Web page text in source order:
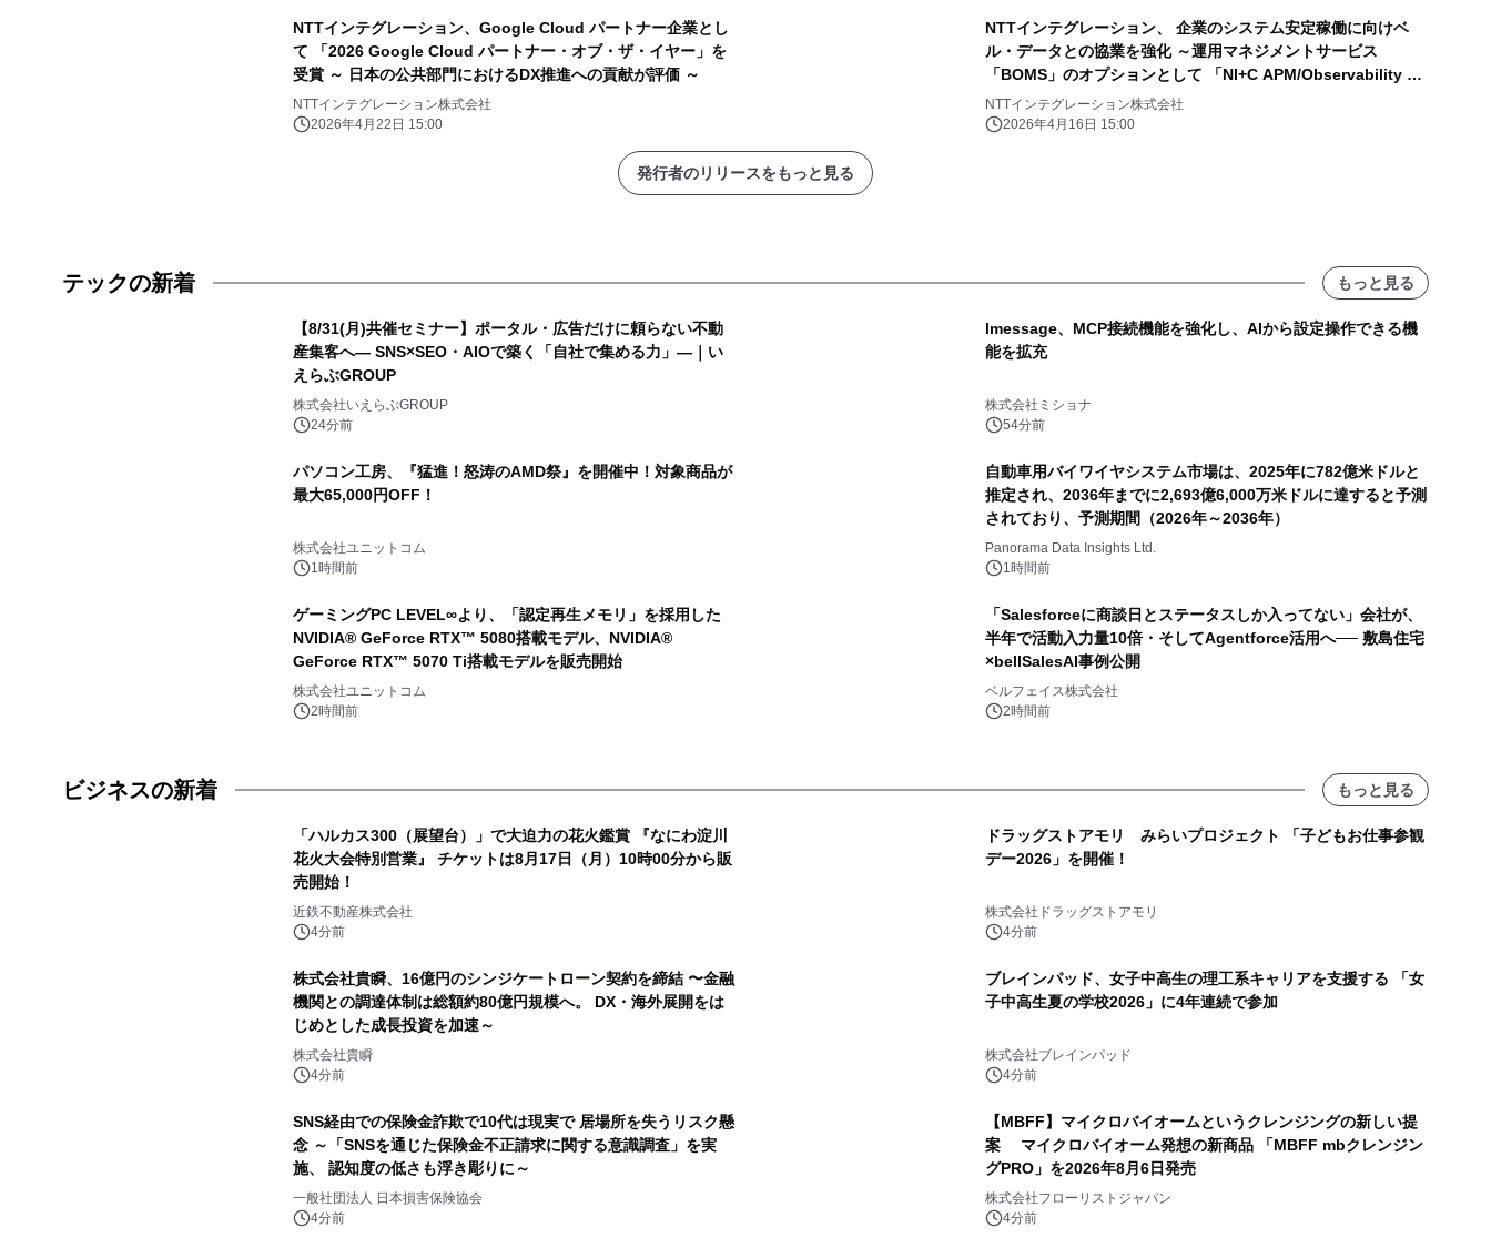
NTTインテグレーション、Google Cloud パートナー企業とし
て 「2026 Google Cloud パートナー・オブ・ザ・イヤー」を
受賞 ～ 日本の公共部門におけるDX推進への貢献が評価 ～
NTTインテグレーション株式会社
2026年4月22日 15:00
NTTインテグレーション、 企業のシステム安定稼働に向けベ
ル・データとの協業を強化 ～運用マネジメントサービス
「BOMS」のオプションとして 「NI+C APM/Observability サ
ービス」を提供開始～
NTTインテグレーション株式会社
2026年4月16日 15:00
発行者のリリースをもっと見る
テックの新着 もっと見る
【8/31(月)共催セミナー】ポータル・広告だけに頼らない不動
産集客へ― SNS×SEO・AIOで築く「自社で集める力」―｜い
えらぶGROUP
株式会社いえらぶGROUP
24分前
lmessage、MCP接続機能を強化し、AIから設定操作できる機
能を拡充
株式会社ミショナ
54分前
パソコン工房、『猛進！怒涛のAMD祭』を開催中！対象商品が
最大65,000円OFF！
株式会社ユニットコム
1時間前
自動車用バイワイヤシステム市場は、2025年に782億米ドルと
推定され、2036年までに2,693億6,000万米ドルに達すると予測
されており、予測期間（2026年～2036年）
Panorama Data Insights Ltd.
1時間前
ゲーミングPC LEVEL∞より、「認定再生メモリ」を採用した
NVIDIA® GeForce RTX™ 5080搭載モデル、NVIDIA®
GeForce RTX™ 5070 Ti搭載モデルを販売開始
株式会社ユニットコム
2時間前
「Salesforceに商談日とステータスしか入ってない」会社が、
半年で活動入力量10倍・そしてAgentforce活用へ── 敷島住宅
×bellSalesAI事例公開
ベルフェイス株式会社
2時間前
ビジネスの新着 もっと見る
「ハルカス300（展望台）」で大迫力の花火鑑賞 『なにわ淀川
花火大会特別営業』 チケットは8月17日（月）10時00分から販
売開始！
近鉄不動産株式会社
4分前
ドラッグストアモリ みらいプロジェクト 「子どもお仕事参観
デー2026」を開催！
株式会社ドラッグストアモリ
4分前
株式会社貴瞬、16億円のシンジケートローン契約を締結 〜金融
機関との調達体制は総額約80億円規模へ。 DX・海外展開をは
じめとした成長投資を加速～
株式会社貴瞬
4分前
ブレインパッド、女子中高生の理工系キャリアを支援する 「女
子中高生夏の学校2026」に4年連続で参加
株式会社ブレインパッド
4分前
SNS経由での保険金詐欺で10代は現実で 居場所を失うリスク懸
念 ～「SNSを通じた保険金不正請求に関する意識調査」を実
施、 認知度の低さも浮き彫りに～
一般社団法人 日本損害保険協会
4分前
【MBFF】マイクロバイオームというクレンジングの新しい提
案 マイクロバイオーム発想の新商品 「MBFF mbクレンジン
グPRO」を2026年8月6日発売
株式会社フローリストジャパン
4分前